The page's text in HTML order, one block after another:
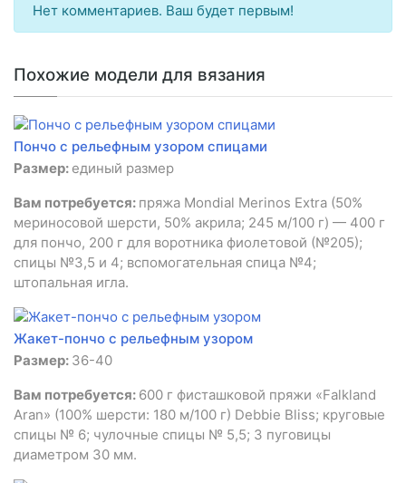
Нет комментариев. Ваш будет первым!
Похожие модели для вязания
Пончо с рельефным узором спицами
Размер: единый размер
Вам потребуется: пряжа Mondial Merinos Extra (50%
мериносовой шерсти, 50% акрила; 245 м/100 г) — 400 г
для пончо, 200 г для воротника фиолетовой (№205);
спицы №3,5 и 4; вспомогательная спица №4;
штопальная игла.
Жакет-пончо с рельефным узором
Размер: 36-40
Вам потребуется: 600 г фисташковой пряжи «Falkland
Aran» (100% шерсти: 180 м/100 г) Debbie Bliss; круговые
спицы № 6; чулочные спицы № 5,5; 3 пуговицы
диаметром 30 мм.